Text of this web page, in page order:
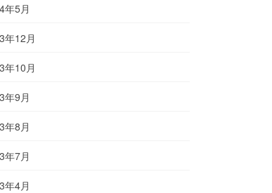
年5月
年12月
年10月
年9月
年8月
年7月
年4月